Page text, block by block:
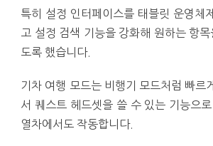
특히 설정 인터페이스를 태블릿 운영체
고 설정 검색 기능을 강화해 원하는 항
도록 했습니다.
기차 여행 모드는 비행기 모드처럼 빠르
서 퀘스트 헤드셋을 쓸 수 있는 기능으
열차에서도 작동합니다.